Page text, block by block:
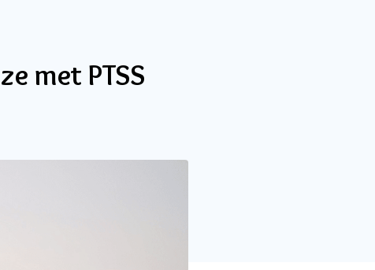
met PTSS